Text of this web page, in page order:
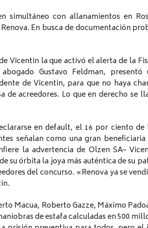
simultáneo con allanamientos en
En busca de documentación
Vicentin la que activó el alerta de la
Gustavo Feldman,
de Vicentin, para que no haya
acreedores. Lo que en derecho se
en default, el 16 por ciento de
señalan como una gran
la advertencia de Olzen SA–
su órbita la joya más auténtica de su
del concurso. «Renova ya se
Macua, Roberto Gazze, Máximo
de estafa calculadas en 500